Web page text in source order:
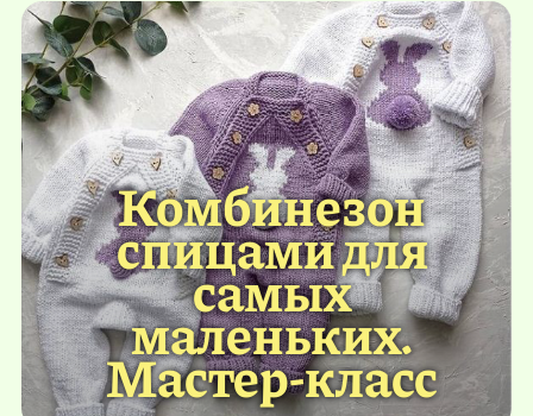
Комбинезон
спицами для
самых
маленьких.
Мастер-класс